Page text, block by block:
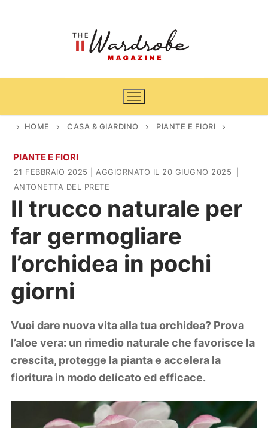
Home
Casa & Giardino
Arredamento
Piante e fiori
DIY
Lifestyle
Zodiaco
HOME CASA & GIARDINO PIANTE E FIORI
PIANTE E FIORI
21 FEBBRAIO 2025 | AGGIORNATO IL 20 GIUGNO 2025
ANTONETTA DEL PRETE
Il trucco naturale per
far germogliare
l’orchidea in pochi
giorni
Vuoi dare nuova vita alla tua orchidea? Prova
l’aloe vera: un rimedio naturale che favorisce la
crescita, protegge la pianta e accelera la
fioritura in modo delicato ed efficace.